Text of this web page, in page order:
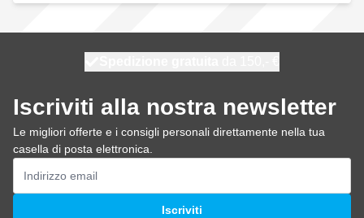
Iscriviti alla nostra newsletter
Le migliori offerte e i consigli personali direttamente nella tua
casella di posta elettronica.
Indirizzo email
Iscriviti